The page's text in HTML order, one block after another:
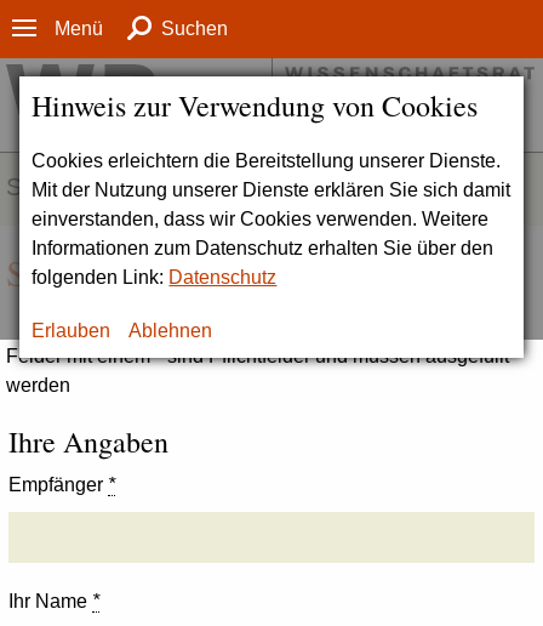
Hinweis zur Verwendung von Cookies
Cookies erleichtern die Bereitstellung unserer Dienste.
Mit der Nutzung unserer Dienste erklären Sie sich damit
einverstanden, dass wir Cookies verwenden. Weitere
Informationen zum Datenschutz erhalten Sie über den
folgenden Link: Datenschutz
Erlauben Ablehnen
Menü Suchen
SERVICE
Seite empfehlen
Felder mit einem * sind Pflichtfelder und müssen ausgefüllt
werden
Ihre Angaben
Empfänger *
Ihr Name *